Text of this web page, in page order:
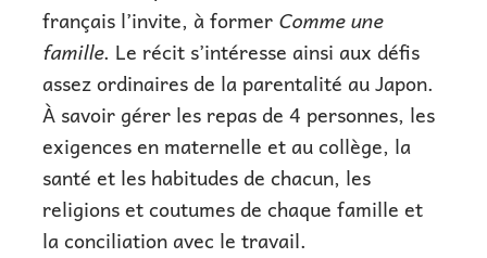
français l’invite, à former Comme une
famille. Le récit s’intéresse ainsi aux défis
assez ordinaires de la parentalité au Japon.
À savoir gérer les repas de 4 personnes, les
exigences en maternelle et au collège, la
santé et les habitudes de chacun, les
religions et coutumes de chaque famille et
la conciliation avec le travail.